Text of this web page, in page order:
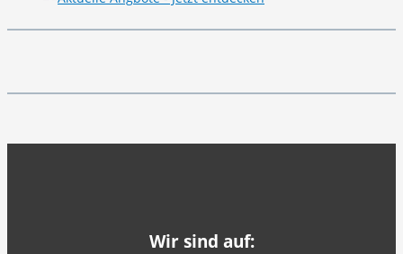
Wir sind auf: